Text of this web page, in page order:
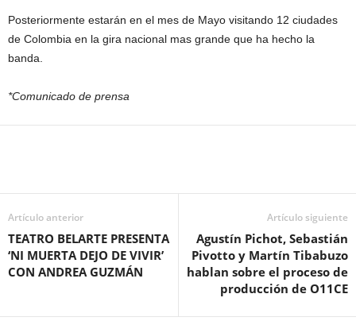
Posteriormente estarán en el mes de Mayo visitando 12 ciudades
de Colombia en la gira nacional mas grande que ha hecho la
banda.
*Comunicado de prensa
Artículo anterior
TEATRO BELARTE PRESENTA
‘NI MUERTA DEJO DE VIVIR’
CON ANDREA GUZMÁN
Artículo siguiente
Agustín Pichot, Sebastián
Pivotto y Martín Tibabuzo
hablan sobre el proceso de
producción de O11CE